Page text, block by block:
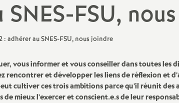
a
t
i
Mutations
PsyEN-DCIO
Retraités
Vie scolaire : AED, AESH,
SNES-FSU,
vous informer et vous conseiller dans toutes les
rencontrer et développer les liens de réflexion et
cultiver ces trois ambitions parce qu’il réunit
de mieux l’exercer et conscient.e.s de leur